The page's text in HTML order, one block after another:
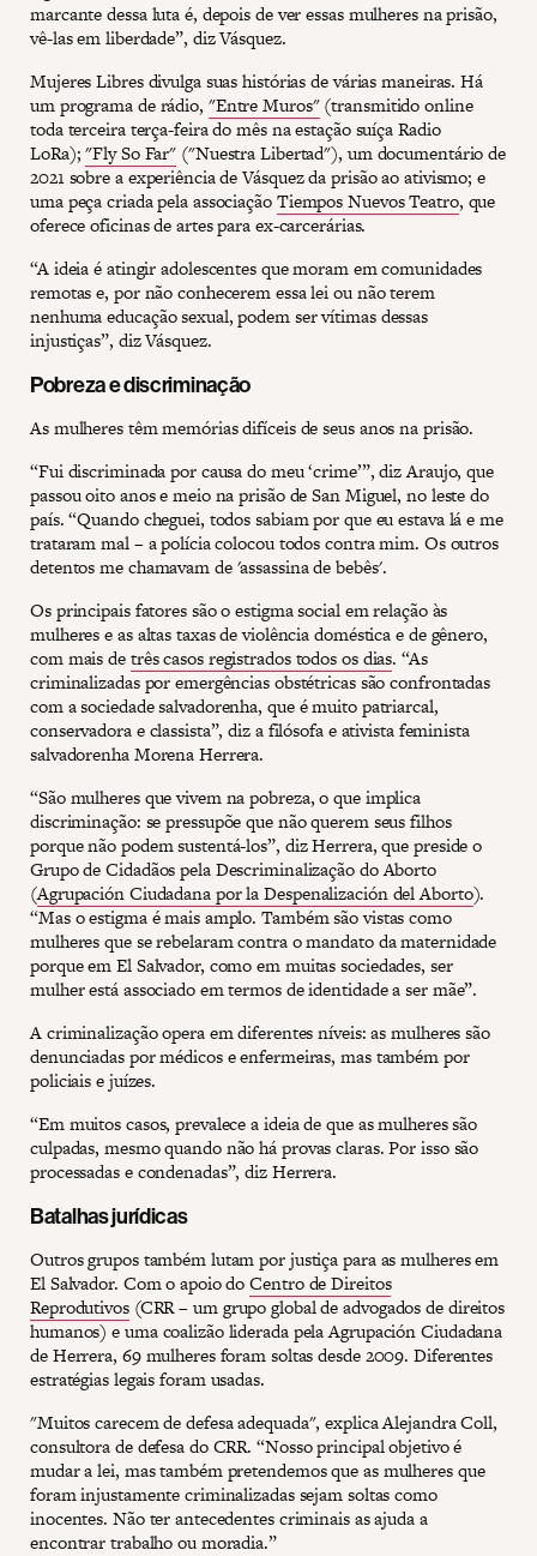
marcante dessa luta é, depois de ver essas mulheres na prisão,
vê-las em liberdade”, diz Vásquez.
Mujeres Libres divulga suas histórias de várias maneiras. Há
um programa de rádio, "Entre Muros"(transmitido online
toda terceira terça-feira do mês na estação suíça Radio
LoRa);"Fly So Far" ("Nuestra Libertad"), um documentário de
2021 sobre a experiência de Vásquez da prisão ao ativismo; e
uma peça criada pela associaçãoTiempos Nuevos Teatro, que
oferece oficinas de artes para ex-carcerárias.
“A ideia é atingir adolescentes que moram em comunidades
remotas e, por não conhecerem essa lei ou não terem
nenhuma educação sexual, podem ser vítimas dessas
injustiças”, diz Vásquez.
Pobreza e discriminação
As mulheres têm memórias difíceis de seus anos na prisão.
“Fui discriminada por causa do meu ‘crime’”, diz Araujo, que
passou oito anos e meio na prisão de San Miguel, no leste do
país. “Quando cheguei, todos sabiam por que eu estava lá e me
trataram mal – a polícia colocou todos contra mim. Os outros
detentos me chamavam de 'assassina de bebês'.
Os principais fatores são o estigma social em relação às
mulheres e as altas taxas de violência doméstica e de gênero,
com mais detrês casos registrados todos os dias. “As
criminalizadas por emergências obstétricas são confrontadas
com a sociedade salvadorenha, que é muito patriarcal,
conservadora e classista”, diz a filósofa e ativista feminista
salvadorenha Morena Herrera.
“São mulheres que vivem na pobreza, o que implica
discriminação: se pressupõe que não querem seus filhos
porque não podem sustentá-los”, diz Herrera, que preside o
Grupo de Cidadãos pela Descriminalização do Aborto
(Agrupación Ciudadana por la Despenalización del Aborto).
“Mas o estigma é mais amplo. Também são vistas como
mulheres que se rebelaram contra o mandato da maternidade
porque em El Salvador, como em muitas sociedades, ser
mulher está associado em termos de identidade a ser mãe”.
A criminalização opera em diferentes níveis: as mulheres são
denunciadas por médicos e enfermeiras, mas também por
policiais e juízes.
“Em muitos casos, prevalece a ideia de que as mulheres são
culpadas, mesmo quando não há provas claras. Por isso são
processadas e condenadas”, diz Herrera.
Batalhas jurídicas
Outros grupos também lutam por justiça para as mulheres em
El Salvador. Com o apoio doCentro de Direitos
Reprodutivos(CRR – um grupo global de advogados de direitos
humanos) e uma coalizão liderada pela Agrupación Ciudadana
de Herrera, 69 mulheres foram soltas desde 2009. Diferentes
estratégias legais foram usadas.
"Muitos carecem de defesa adequada", explica Alejandra Coll,
consultora de defesa do CRR. “Nosso principal objetivo é
mudar a lei, mas também pretendemos que as mulheres que
foram injustamente criminalizadas sejam soltas como
inocentes. Não ter antecedentes criminais as ajuda a
encontrar trabalho ou moradia.”